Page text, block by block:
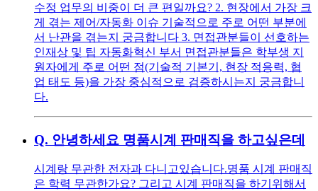
수정 업무의 비중이 더 큰 편일까요? 2. 현장에서 가장 크
게 겪는 제어/자동화 이슈 기술적으로 주로 어떤 부분에
서 난관을 겪는지 궁금합니다 3. 면접관분들이 선호하는
인재상 및 팁 자동화혁신 부서 면접관분들은 학부생 지
원자에게 주로 어떤 점(기술적 기본기, 현장 적응력, 협
업 태도 등)을 가장 중심적으로 검증하시는지 궁금합니
다.
Q. 안녕하세요 명품시계 판매직을 하고싶은데
시계랑 무관한 전자과 다니고있습니다.명품 시계 판매직
은 학력 무관한가요? 그리고 시계 판매직을 하기위해서